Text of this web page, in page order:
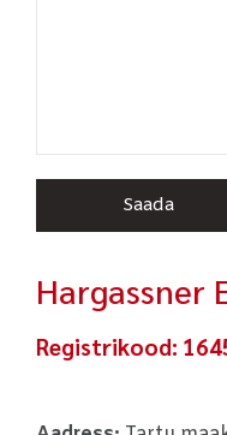
Hargassner
Registrikood: